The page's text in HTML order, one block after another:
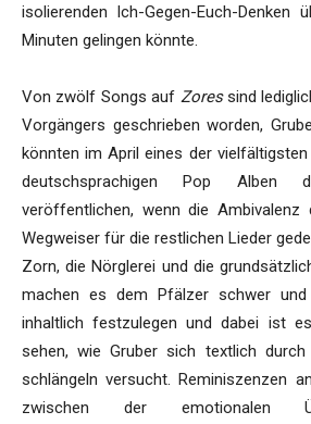
isolierenden Ich-Gegen-Euch-Denken
Minuten gelingen könnte.
Von zwölf Songs auf Zoressind
Vorgängers geschrieben worden,
könnten im April eines der
deutschsprachigen Pop Alben
veröffentlichen, wenn die Ambivalenz
Wegweiser für die restlichen Lieder
Zorn, die Nörglerei und die
machen es dem Pfälzer schwer
inhaltlich festzulegen und dabei ist
sehen, wie Gruber sich textlich
schlängeln versucht. Reminiszenzen
zwischen der emotionalen